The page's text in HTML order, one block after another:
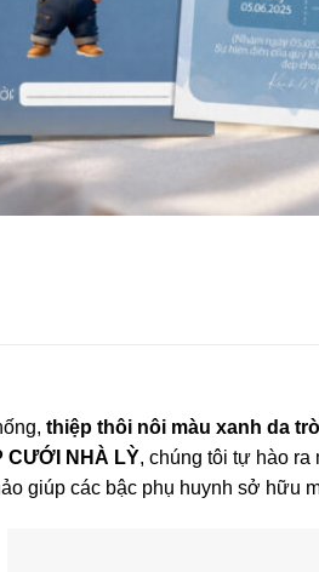
thiệp thôi nôi màu xanh da
CƯỚI NHÀ LỲ, chúng tôi tự hào ra
giúp các bậc phụ huynh sở hữu